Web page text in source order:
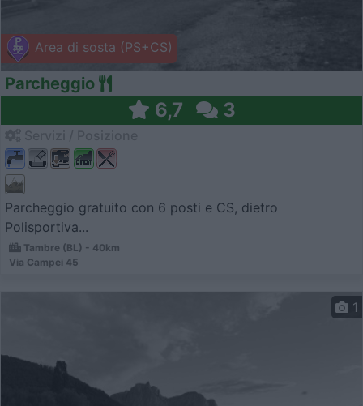
Area di sosta (PS+CS)
Parcheggio
6,7 3
Parcheggio gratuito con 6 posti e CS, dietro
Polisportiva...
Tambre (BL) - 40km
Via Campei 45
1